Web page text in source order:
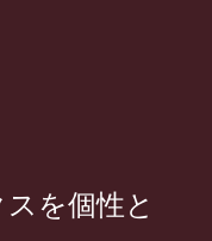
を個性と